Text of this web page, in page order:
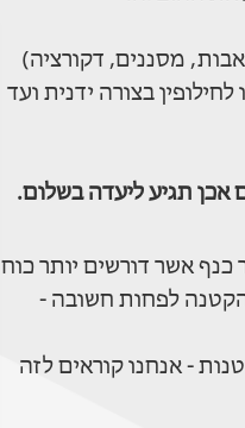
מסננים, דקורציה)
בצורה ידנית ועד
אכן תגיע ליעדה בשלום.
כנף אשר דורשים יותר כוח
לפחות חשובה -
- אנחנו קוראים לזה